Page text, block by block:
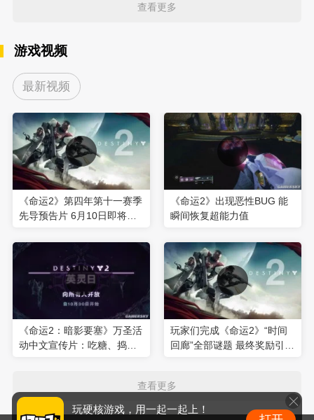
查看更多
游戏视频
最新视频
《命运2》第四年第十一赛季
先导预告片 6月10日即将降
《命运2》出现恶性BUG 能
瞬间恢复超能力值
《命运2：暗影要塞》万圣活
动中文宣传片：吃糖、捣
玩家们完成《命运2》“时间
回廊”全部谜题 最终奖励引起
查看更多
玩硬核游戏，用一起一起上！